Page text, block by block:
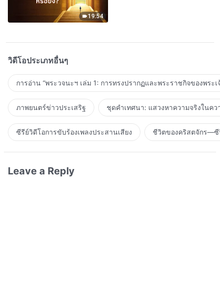
19:54
วิดีโอประเภทอื่นๆ
การอ่าน “พระวจนะฯ เล่ม 1: การทรงปรากฏและพระราชกิจของพระเ
ภาพยนตร์ข่าวประเสริฐ ชุดคำเทศนา: แสวงหาความจริงในคว
ซีรีย์วิดีโอการขับร้องเพลงประสานเสียง ชีวิตของคริสตจักร—ซี
Leave a Reply